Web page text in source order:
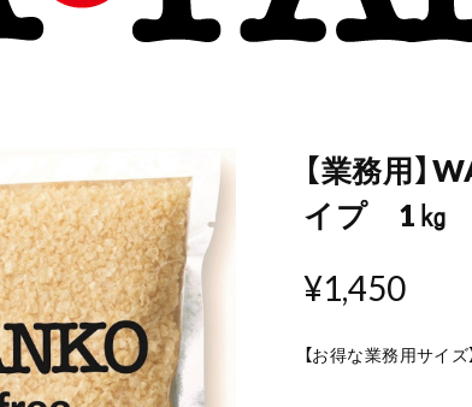
【業務用】
イプ 1㎏
¥1,450
【お得な業務用サイズ】